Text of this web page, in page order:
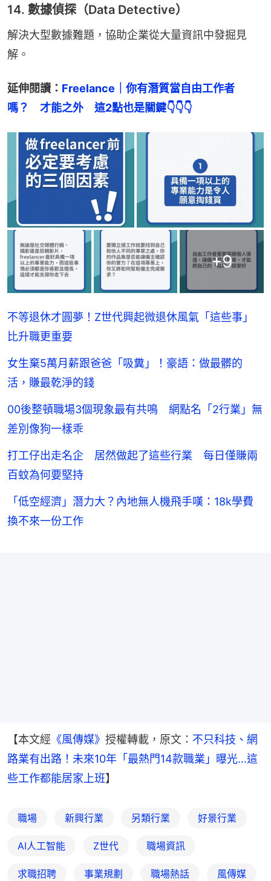
14. 數據偵探（Data Detective）
解決大型數據難題，協助企業從大量資訊中發掘見
解。
延伸閱讀： Freelance｜你有潛質當自由工作者
嗎？　才能之外　這2點也是關鍵👇👇👇
+9
不等退休才圓夢！Z世代興起微退休風氣「這些事」
比升職更重要
女生棄5萬月薪跟爸爸「吸糞」！豪語：做最髒的
活，賺最乾淨的錢
00後整頓職場3個現象最有共鳴 網點名「2行業」無
差別像狗一樣乖
打工仔出走名企 居然做起了這些行業 每日僅賺兩
百蚊為何要堅持
「低空經濟」潛力大？內地無人機飛手嘆：18k學費
換不來一份工作
【本文經 《風傳媒》 授權轉載，原文： 不只科技、網
路業有出路！未來10年「最熱門14款職業」曝光…這
些工作都能居家上班】
職場 新興行業 另類行業 好景行業
AI人工智能 Z世代 職場資訊
求職招聘 事業規劃 職場熱話 風傳媒